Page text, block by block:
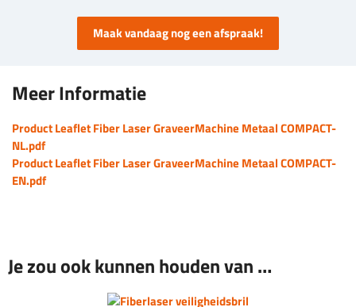
Maak vandaag nog een afspraak!
Meer Informatie
Product Leaflet Fiber Laser GraveerMachine Metaal COMPACT-
NL.pdf
Product Leaflet Fiber Laser GraveerMachine Metaal COMPACT-
EN.pdf
Je zou ook kunnen houden van …